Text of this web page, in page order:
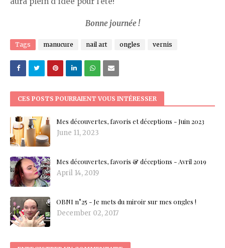
Bonne journée !
Tags manucure nail art ongles vernis
CES POSTS POURRAIENT VOUS INTÉRESSER
Mes découvertes, favoris et déceptions - Juin 2023
June 11, 2023
Mes découvertes, favoris & déceptions - Avril 2019
April 14, 2019
OBNI n°25 - Je mets du miroir sur mes ongles !
December 02, 2017